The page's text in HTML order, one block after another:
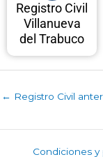
Registro Civil
Villanueva
del Trabuco
← Registro Civil
Condiciones y